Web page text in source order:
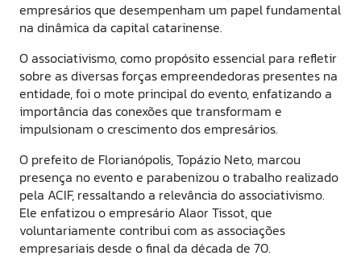
empresários que desempenham um papel fundamental
na dinâmica da capital catarinense.
O associativismo, como propósito essencial para refletir
sobre as diversas forças empreendedoras presentes na
entidade, foi o mote principal do evento, enfatizando a
importância das conexões que transformam e
impulsionam o crescimento dos empresários.
O prefeito de Florianópolis, Topázio Neto, marcou
presença no evento e parabenizou o trabalho realizado
pela ACIF, ressaltando a relevância do associativismo.
Ele enfatizou o empresário Alaor Tissot, que
voluntariamente contribui com as associações
empresariais desde o final da década de 70.